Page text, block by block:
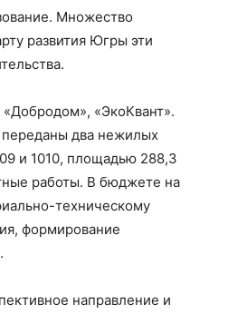
Множество
развития Югры эти
«ЭкоКвант».
два нежилых
и 1010, площадью 288,3
работы. В бюджете на
техническому
формирование
направление и